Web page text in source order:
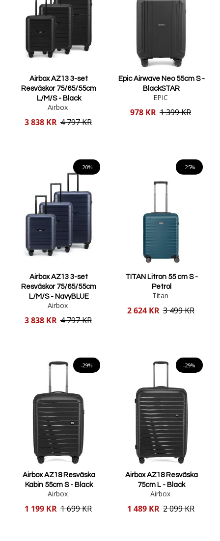
Airbox AZ13 3-set
Resväskor 75/65/55cm
L/M/S - Black
Airbox
Reducerat
3 838 KR 4 797 KR
Epic Airwave Neo 55cm S -
BlackSTAR
EPIC
Reducerat
978 KR 1 399 KR
-20%
Airbox AZ13 3-set
Resväskor 75/65/55cm
L/M/S - NavyBLUE
Airbox
Reducerat
3 838 KR 4 797 KR
-25%
TITAN Litron 55 cm S -
Petrol
Titan
Reducerat
2 624 KR 3 499 KR
-29%
Airbox AZ18 Resväska
Kabin 55cm S - Black
Airbox
Reducerat
1 199 KR 1 699 KR
-29%
Airbox AZ18 Resväska
75cm L - Black
Airbox
Reducerat
1 489 KR 2 099 KR